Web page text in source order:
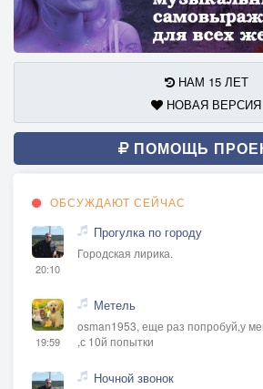
НАМ 15 ЛЕТ
НОВАЯ ВЕРСИЯ
ПОМОЩЬ
ОБСУЖДАЮТ СЕЙЧАС
20:10
Прогулка по городу
Городская лирика.
19:59
Метель
osman1953, еще раз попробуй,у
,с 10й попытки
Ночной звонок